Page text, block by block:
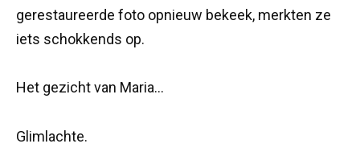
gerestaureerde foto opnieuw bekeek, merkten ze
iets schokkends op.
Het gezicht van Maria…
Glimlachte.